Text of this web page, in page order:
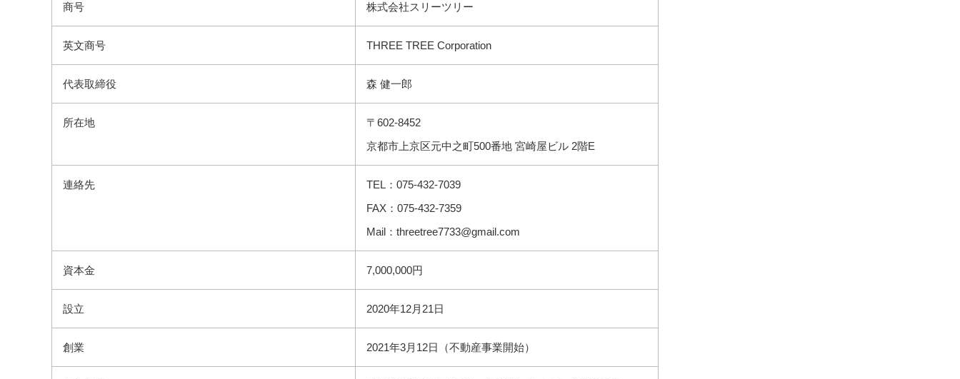
商号 株式会社スリーツリー
英文商号 THREE TREE Corporation
代表取締役 森 健一郎
所在地
〒602-8452
京都市上京区元中之町500番地 宮崎屋ビル 2階E
連絡先
TEL：075-432-7039
FAX：075-432-7359
Mail：threetree7733@gmail.com
資本金 7,000,000円
設立 2020年12月21日
創業 2021年3月12日（不動産事業開始）